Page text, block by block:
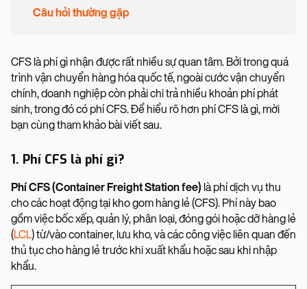
Câu hỏi thường gặp
CFS là phí gì nhận được rất nhiều sự quan tâm. Bởi trong quá
trình vận chuyển hàng hóa quốc tế, ngoài cước vận chuyển
chính, doanh nghiệp còn phải chi trả nhiều khoản phí phát
sinh, trong đó có phí CFS. Để hiểu rõ hơn phí CFS là gì, mời
bạn cùng tham khảo bài viết sau.
1. Phí CFS là phí gì?
Phí CFS (Container Freight Station fee) là phí dịch vụ thu
cho các hoạt động tại kho gom hàng lẻ (CFS). Phí này bao
gồm việc bốc xếp, quản lý, phân loại, đóng gói hoặc dỡ hàng lẻ
(LCL) từ/vào container, lưu kho, và các công việc liên quan đến
thủ tục cho hàng lẻ trước khi xuất khẩu hoặc sau khi nhập
khẩu.